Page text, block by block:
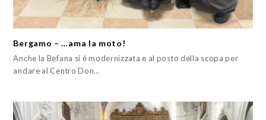
Bergamo – …ama la moto!
Anche la Befana si è modernizzata e al posto della scopa per
andare al Centro Don…